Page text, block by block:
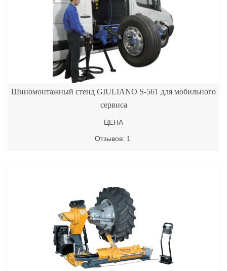
Шиномонтажный стенд GIULIANO S-561 для мобильного
сервиса
ЦЕНА
Отзывов: 1